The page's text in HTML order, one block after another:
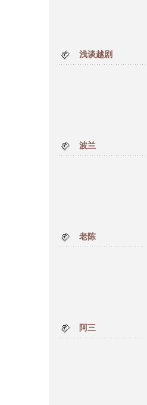
浅谈越剧
波兰
老陈
阿三